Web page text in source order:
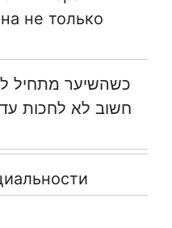
не только
כשהשיער מתחיל
חשוב לא לחכות